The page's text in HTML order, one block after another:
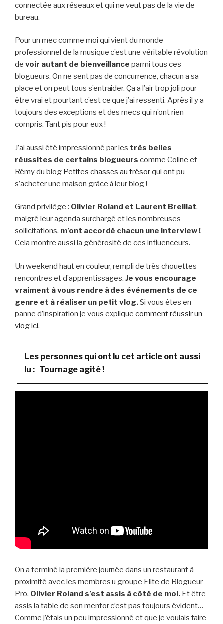
connectée aux réseaux et qui ne veut pas de la vie de
bureau.
Pour un mec comme moi qui vient du monde
professionnel de la musique c’est une véritable révolution
de voir autant de bienveillance parmi tous ces
blogueurs. On ne sent pas de concurrence, chacun a sa
place et on peut tous s’entraider. Ça a l’air trop joli pour
être vrai et pourtant c’est ce que j’ai ressenti. Après il y a
toujours des exceptions et des mecs qui n’ont rien
compris. Tant pis pour eux !
J’ai aussi été impressionné par les très belles
réussites de certains blogueurs comme Coline et
Rémy du blog Petites chasses au trésorqui ont pu
s’acheter une maison grâce à leur blog !
Grand privilège : Olivier Roland et Laurent Breillat,
malgré leur agenda surchargé et les nombreuses
sollicitations, m’ont accordé chacun une interview !
Cela montre aussi la générosité de ces influenceurs.
Un weekend haut en couleur, rempli de très chouettes
rencontres et d’apprentissages. Je vous encourage
vraiment à vous rendre à des événements de ce
genre et à réaliser un petit vlog.Si vous êtes en
panne d’inspiration je vous explique comment réussir un
vlog ici.
Les personnes qui ont lu cet article ont aussi
lu : Tournage agité !
On a terminé la première journée dans un restaurant à
proximité avec les membres u groupe Elite de Blogueur
Pro. Olivier Roland s’est assis à côté de moi. Et être
assis la table de son mentor c’est pas toujours évident…
Comme j’étais un peu impressionné et que je voulais faire